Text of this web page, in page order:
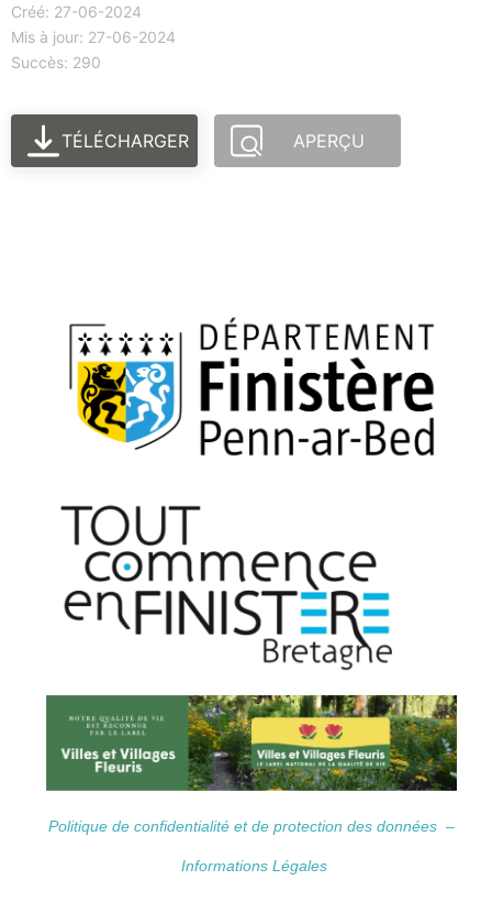
Créé: 27-06-2024
Mis à jour: 27-06-2024
Succès: 290
TÉLÉCHARGER APERÇU
Politique de confidentialité et de protection des données –
Informations Légales